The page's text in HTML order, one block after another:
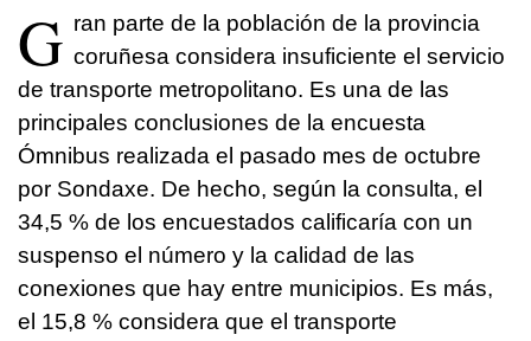
G ran parte de la población de la provincia
coruñesa considera insuficiente el servicio
de transporte metropolitano. Es una de las
principales conclusiones de la encuesta
Ómnibus realizada el pasado mes de octubre
por Sondaxe. De hecho, según la consulta, el
34,5 % de los encuestados calificaría con un
suspenso el número y la calidad de las
conexiones que hay entre municipios. Es más,
el 15,8 % considera que el transporte